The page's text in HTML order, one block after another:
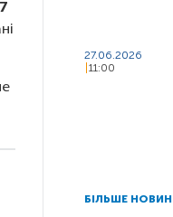
27.06.2026
11:00
БІЛЬШЕ НОВИН